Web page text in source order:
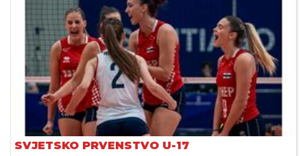
SVJETSKO PRVENSTVO U-17